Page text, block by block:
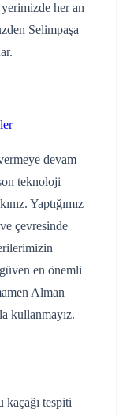
her an
Selimpaşa
devam
teknoloji
Yaptığımız
çevresinde
en önemli
Alman
kullanmayız.
tespiti